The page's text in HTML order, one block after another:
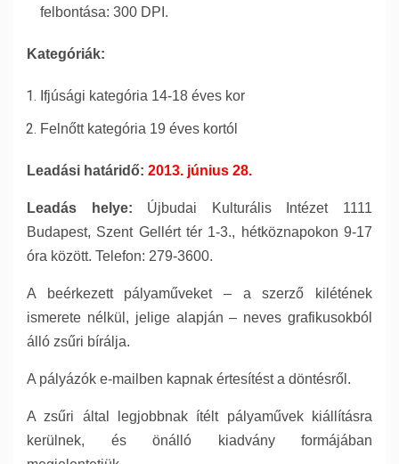
felbontása: 300 DPI.
Kategóriák:
Ifjúsági kategória 14-18 éves kor
Felnőtt kategória 19 éves kortól
Leadási határidő: 2013. június 28.
Leadás helye: Újbudai Kulturális Intézet 1111
Budapest, Szent Gellért tér 1-3., hétköznapokon 9-17
óra között. Telefon: 279-3600.
A beérkezett pályaműveket – a szerző kilétének
ismerete nélkül, jelige alapján – neves grafikusokból
álló zsűri bírálja.
A pályázók e-mailben kapnak értesítést a döntésről.
A zsűri által legjobbnak ítélt pályaművek kiállításra
kerülnek, és önálló kiadvány formájában